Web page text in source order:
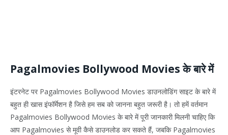
Pagalmovies Bollywood Movies के बारे में
इंटरनेट पर Pagalmovies Bollywood Movies डाउनलोडिंग साइट के बारे में
बहुत ही खास इंफॉर्मेशन है जिसे हम सब को जानना बहुत जरूरी है। तो हमें वर्तमान
Pagalmovies Bollywood Movies के बारे में पूरी जानकारी मिलनी चाहिए कि
आप Pagalmovies से मूवी कैसे डाउनलोड कर सकते हैं, जबकि Pagalmovies